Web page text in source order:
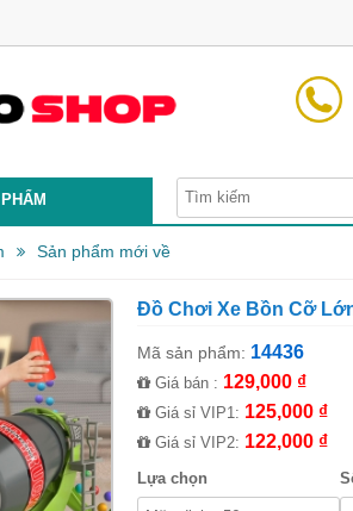
Sản phẩm mới về
Đồ Chơi Xe Bồn Cỡ
Mã sản phẩm: 14436
Giá bán : 129,000 ₫
Giá sỉ VIP1: 125,000 ₫
Giá sỉ VIP2: 122,000 ₫
Lựa chọn